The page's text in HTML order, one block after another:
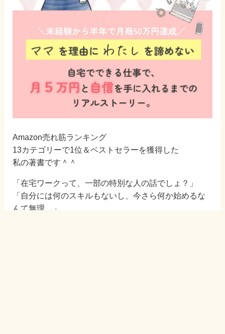
Amazon売れ筋ランキング
13カテゴリーで1位＆ベストセラーを獲得した
私の著書です＾＾
「在宅ワークって、一部の特別な人の話でしょ？」
「自分には何のスキルもないし、今さら何か始めるな
んて無理…」